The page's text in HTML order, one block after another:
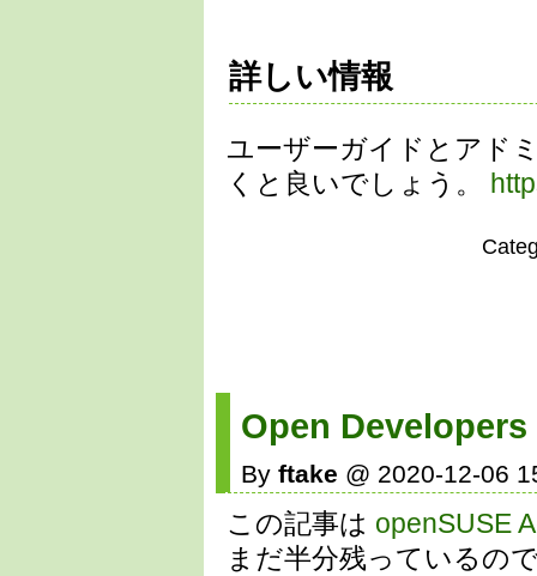
詳しい情報
ユーザーガイドとアド
くと良いでしょう。
Open
By ftake @ 2020-12-06
この記事は openSUSE
まだ半分残っているの